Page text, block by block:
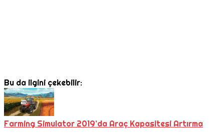
Bu da ilgini çekebilir:
Farming Simulator 2019’da Araç Kapasitesi Artırma